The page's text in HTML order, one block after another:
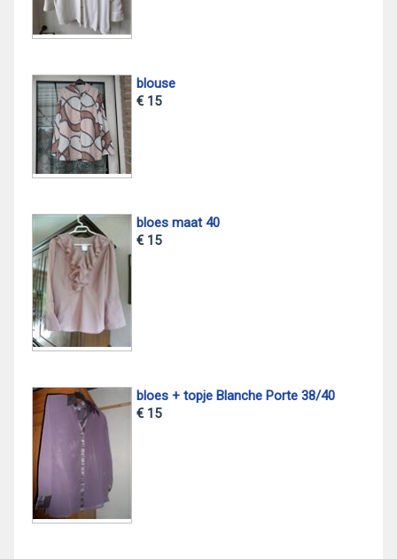
blouse
€ 15
bloes maat 40
€ 15
bloes + topje Blanche Porte 38/40
€ 15